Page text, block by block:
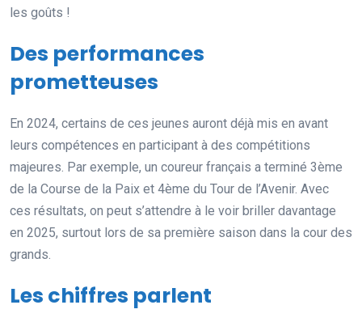
les goûts !
Des performances
prometteuses
En 2024, certains de ces jeunes auront déjà mis en avant
leurs compétences en participant à des compétitions
majeures. Par exemple, un coureur français a terminé 3ème
de la Course de la Paix et 4ème du Tour de l’Avenir. Avec
ces résultats, on peut s’attendre à le voir briller davantage
en 2025, surtout lors de sa première saison dans la cour des
grands.
Les chiffres parlent